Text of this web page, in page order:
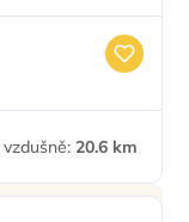
20.6 km